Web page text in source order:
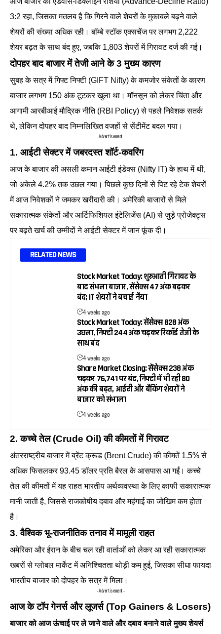
3:2 रहा, जिसका मतलब है कि गिरने वाले शेयरों के मुकाबले बढ़ने वाले
शेयरों की संख्या अधिक रही। बॉम्बे स्टॉक एक्सचेंज पर लगभग 2,222
शेयर बढ़त के साथ बंद हुए, जबकि 1,803 शेयरों में गिरावट दर्ज की गई।
दोपहर बाद बाजार में तेजी आने के 3 मुख्य कारण
सुबह के सत्र में गिफ्ट निफ्टी (GIFT Nifty) के कमजोर संकेतों के कारण
बाजार लगभग 150 अंक टूटकर खुला था। मॉनसून को लेकर चिंता और
आगामी आरबीआई मौद्रिक नीति (RBI Policy) से पहले निवेशक सतर्क
थे, लेकिन दोपहर बाद निम्नलिखित वजहों से सेंटीमेंट बदल गया।
- Advertisement -
1. आईटी सेक्टर में जबरदस्त शॉर्ट-कवरिंग
आज के बाजार की असली कमान आईटी इंडेक्स (Nifty IT) के हाथ में थी,
जो अकेले 4.2% तक उछल गया। पिछले कुछ दिनों से पिट रहे टेक शेयरों
में आज निवेशकों ने जमकर खरीदारी की। अमेरिकी बाजारों से मिले
सकारात्मक संकेतों और आर्टिफिशियल इंटेलिजेंस (AI) से जुड़े प्रोजेक्ट्स
पर बढ़ते खर्च की उम्मीदों ने आईटी सेक्टर में जान फूंक दी।
RELATED NEWS
Stock Market Today: शुरुआती गिरावट के
बाद संभला बाजार, सेंसेक्स 47 अंक बढ़कर
बंद; IT शेयरों ने बचाई नैया
4 weeks ago
Stock Market Today: सेंसेक्स 828 अंक
उछला, निफ्टी 244 अंक चढ़कर रिकॉर्ड तेजी के
साथ बंद
4 weeks ago
Share Market Closing: सेंसेक्स 238 अंक
चढ़कर 76,741 पर बंद, निफ्टी में भी रही 80
अंक की बढ़त, आईटी और बैंकिंग शेयरों ने
बाजार को संभाला
4 weeks ago
2. कच्चे तेल (Crude Oil) की कीमतों में गिरावट
अंतरराष्ट्रीय बाजार में ब्रेंट क्रूड (Brent Crude) की कीमतें 1.5% से
अधिक फिसलकर 93.45 डॉलर प्रति बैरल के आसपास आ गईं। कच्चे
तेल की कीमतों में यह राहत भारतीय अर्थव्यवस्था के लिए काफी सकारात्मक
मानी जाती है, जिससे राजकोषीय दबाव और महंगाई का जोखिम कम होता
है।
3. वैश्विक भू-राजनीतिक तनाव में मामूली राहत
अमेरिका और ईरान के बीच चल रही वार्ताओं को लेकर आ रही सकारात्मक
खबरों से ग्लोबल मार्केट में अनिश्चितता थोड़ी कम हुई, जिसका सीधा फायदा
भारतीय बाजार को दोपहर के सत्र में मिला।
- Advertisement -
आज के टॉप गेनर्स और लूजर्स (Top Gainers & Losers)
बाजार को आज ऊंचाई पर ले जाने वाले और दबाव बनाने वाले मुख्य शेयर्स